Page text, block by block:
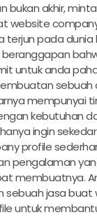
bukan akhir,
website
terjun pada dunia
beranggapan
untuk anda
sebuah
mempunyai
kebutuhan
ingin
profile
pengalaman
membuatnya.
sebuahjasa buat
untuk